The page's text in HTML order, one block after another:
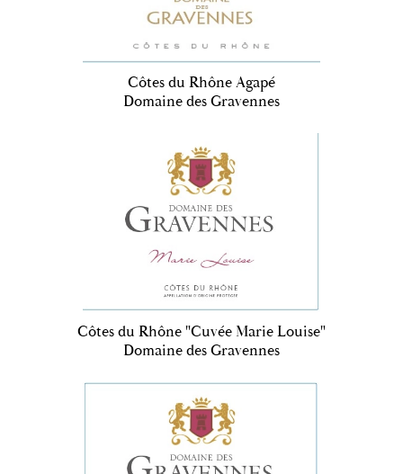
Côtes du Rhône Agapé
Domaine des Gravennes
Côtes du Rhône "Cuvée Marie Louise"
Domaine des Gravennes